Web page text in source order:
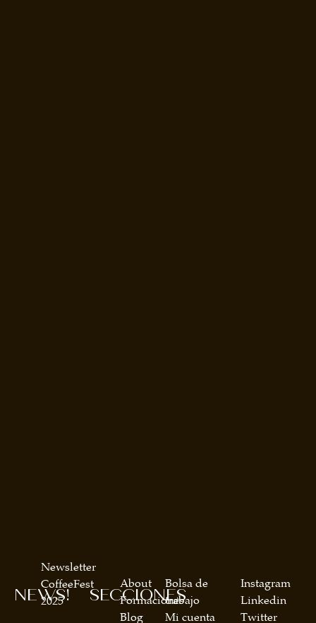
SECCIONES
About
Formaciones
Blog
Bolsa de
trabajo
Mi cuenta
NEWS!
Newsletter
CoffeeFest
2025
Instagram
Linkedin
Twitter